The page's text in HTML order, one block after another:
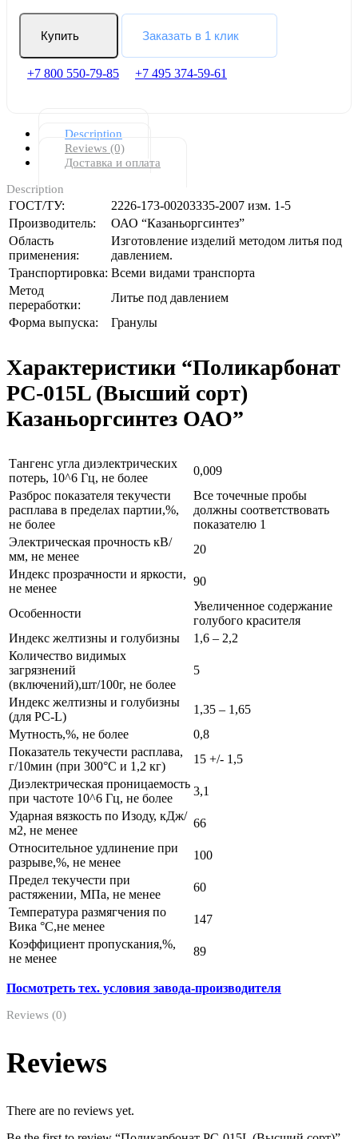
Купить Заказать в 1 клик
+7 800 550-79-85 +7 495 374-59-61
Description
Reviews (0)
Доставка и оплата
Description
ГОСТ/ТУ:
2226-173-00203335-2007 изм. 1-5
Производитель:
ОАО “Казаньоргсинтез”
Область
применения:
Изготовление изделий методом литья под
давлением.
Транспортировка: Всеми видами транспорта
Метод
переработки:
Литье под давлением
Форма выпуска:
Гранулы
Характеристики “Поликарбонат
РС-015L (Высший сорт)
Казаньоргсинтез ОАО”
Тангенс угла диэлектрических
потерь, 10^6 Гц, не более
0,009
Разброс показателя текучести
расплава в пределах партии,%,
не более
Все точечные пробы
должны соответствовать
показателю 1
Электрическая прочность кВ/
мм, не менее
20
Индекс прозрачности и яркости,
не менее
90
Особенности
Увеличенное содержание
голубого красителя
Индекс желтизны и голубизны
1,6 – 2,2
Количество видимых
загрязнений
(включений),шт/100г, не более
5
Индекс желтизны и голубизны
(для PC-L)
1,35 – 1,65
Мутность,%, не более
0,8
Показатель текучести расплава,
г/10мин (при 300°С и 1,2 кг)
15 +/- 1,5
Диэлектрическая проницаемость
при частоте 10^6 Гц, не более
3,1
Ударная вязкость по Изоду, кДж/
м2, не менее
66
Относительное удлинение при
разрыве,%, не менее
100
Предел текучести при
растяжении, МПа, не менее
60
Температура размягчения по
Вика °С,не менее
147
Коэффициент пропускания,%,
не менее
89
Посмотреть тех. условия завода-производителя
Reviews (0)
Reviews
There are no reviews yet.